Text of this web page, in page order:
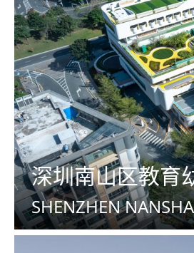
深圳南山区教育
SHENZHEN